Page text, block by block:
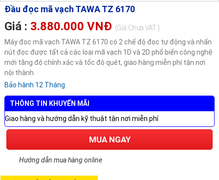
Đầu đọc mã vạch TAWA TZ 6170
Giá : 3.880.000 VNĐ (Giá Chưa VAT )
Máy đọc mã vạch TAWA TZ 6170 có 2 chế độ đọc tự động và nhấn
nút đọc được tất cả các loại mã vạch 1D và 2D phổ biến công nghệ
mới tăng độ chính xác và tốc độ quét, giao hàng miễn phí tận nơi
nội thành
Bảo hành 12 Tháng
THÔNG TIN KHUYẾN MÃI
Giao hàng và hướng dẫn kỹ thuật tận nơi miễn phí
MUA NGAY
Hướng dẫn mua hàng online